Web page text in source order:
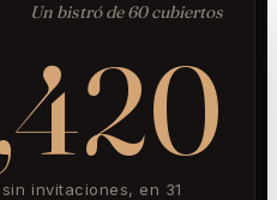
Un bistró de 60 cubiertos
invitaciones, en 31